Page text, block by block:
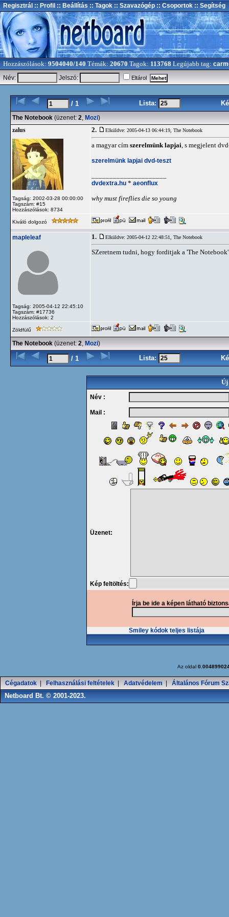
Regisztrál :: Profil :: Beállítás :: Tagok :: Szavazógép :: Csoportok :: Segítség
Hozzászólások: 9504040/140 Témák: 20670 Tagok: 113768 Legújabb tag:
Név:
Jelszó: Eltárol
/ 1 Lista:
The Notebook (üzenet: 2, Mozi)
zalus
Tagság: 2002-03-28 00:00:00
Tagszám: #15
Hozzászólások: 8734
2. Elküldve: 2005-04-13 06:44:19, The Notebook
a magyar cím szerelmünk lapjai , s megjelent
szerelmünk lapjai dvd-teszt
dvdextra.hu * aeonflux
why must fireflies die so young
Kiváló dolgozó
mapleleaf
Tagság: 2005-04-12 22:45:10
Tagszám: #17736
Hozzászólások: 2
1. Elküldve: 2005-04-12 22:48:51, The Notebook
SZeretnem tudni, hogy forditjak a 'The
Zöldfülű
The Notebook (üzenet: 2, Mozi)
/ 1 Lista:
Új
Név :
Mail :
Üzenet:
Kép feltöltés:
Írja be ide a képen látható
Smiley kódok teljes listája
Az oldal
Cégadatok Felhasználási feltételek Adatvédelem Általános Fórum
Netboard Bt. © 2001-2023.